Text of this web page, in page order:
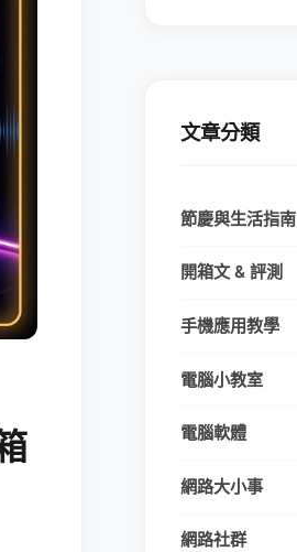
文章分類
節慶與生活指南
開箱文 & 評測
手機應用教學
電腦小教室
電腦軟體
網路大小事
網路社群